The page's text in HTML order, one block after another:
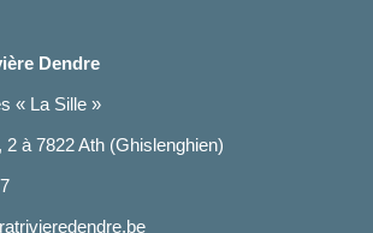
Dendre
« La Sille »
à 7822 Ath (Ghislenghien)